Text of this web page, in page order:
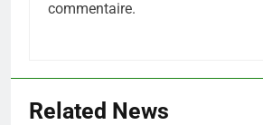
commentaire.
Related News